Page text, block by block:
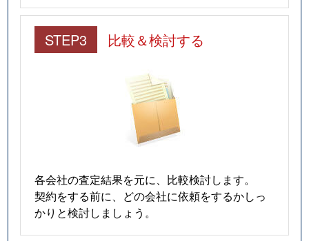
STEP3 比較＆検討する
各会社の査定結果を元に、比較検討します。
契約をする前に、どの会社に依頼をするかしっ
かりと検討しましょう。